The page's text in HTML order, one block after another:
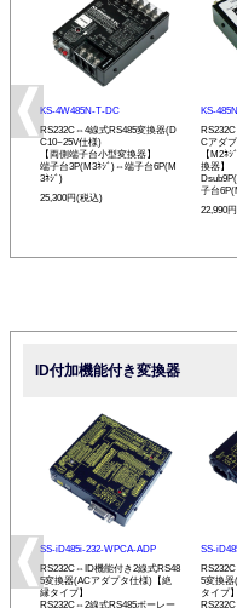
KS-4W485N-T-DC
RS232C⇔4線式RS485変換器(D
C10~25V仕様)
【両側端子台小型変換器】
端子台3P(M3ﾈｼﾞ)⇔端子台6P(M
3ﾈｼﾞ)
25,300円(税込)
KS-
Cアダ
【M2ﾈ
換器】
子台
22,990
ID付加機能付き変換器
SS-iD485i-232-WPCA-ADP
RS232C⇔ID機能付き2線式RS48
5変換器(ACアダプタ仕様)【絶
縁タイプ】
RS232C⇔2線式RS485ボーレー
SS-
5変換器
タイプ】